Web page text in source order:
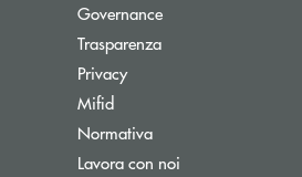
Governance
Trasparenza
Privacy
Mifid
Normativa
Lavora con noi